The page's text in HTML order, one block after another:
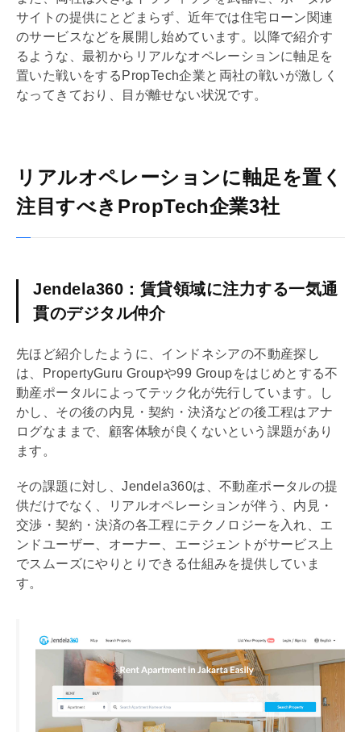
サイトの提供にとどまらず、近年では住宅ローン関連
のサービスなどを展開し始めています。以降で紹介す
るような、最初からリアルなオペレーションに軸足を
置いた戦いをするPropTech企業と両社の戦いが激しく
なってきており、目が離せない状況です。
リアルオペレーションに軸足を置く
注目すべきPropTech企業3社
Jendela360：賃貸領域に注力する一気通
貫のデジタル仲介
先ほど紹介したように、インドネシアの不動産探し
は、PropertyGuru Groupや99 Groupをはじめとする不
動産ポータルによってテック化が先行しています。し
かし、その後の内見 ・契約・決済などの後工程はアナ
ログなままで、顧客体験が良くないという課題があり
ます。
その課題に対し、Jendela360は、不動産ポータルの提
供だけでなく、リアルオペレーションが伴う、 内見 ・
交渉・契約・決済の各工程にテクノロジーを入れ、エ
ンドユーザー、オーナー、エージェントがサービス上
でスムーズにやりとりできる仕組みを提供していま
す。